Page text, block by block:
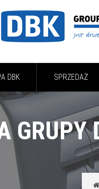
DBK SPRZEDAŻ
GRUPY